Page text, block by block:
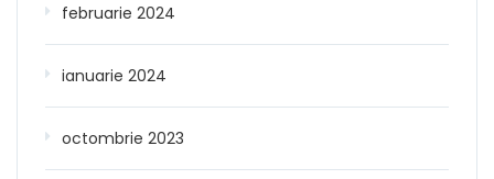
februarie 2024
ianuarie 2024
octombrie 2023